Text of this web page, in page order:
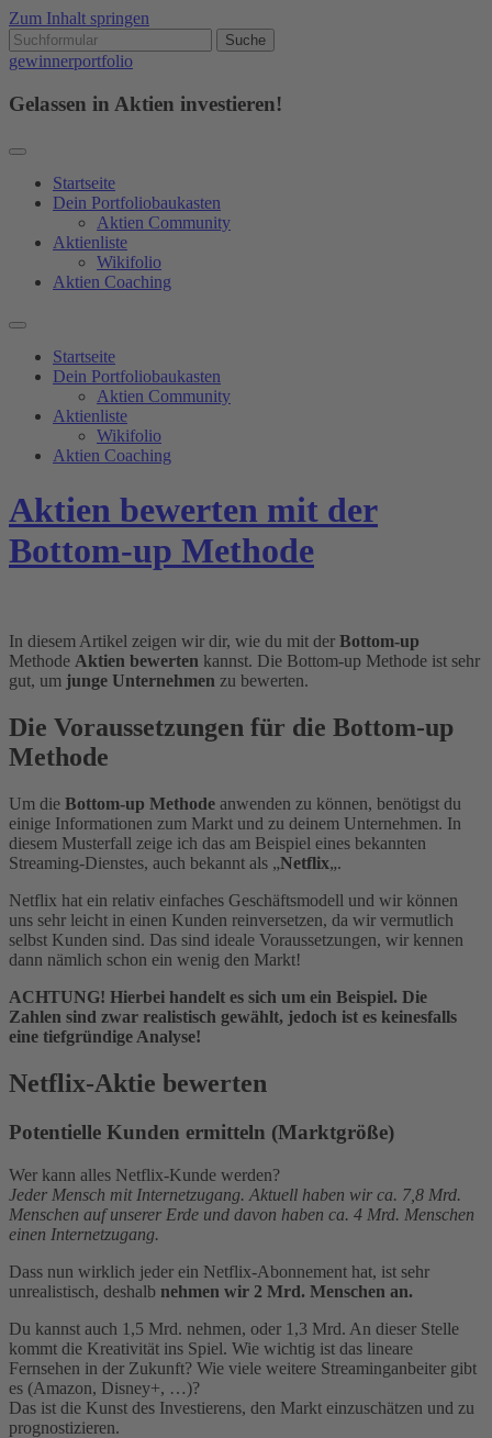
Zum Inhalt springen
gewinnerportfolio
Gelassen in Aktien investieren!
Startseite
Dein Portfoliobaukasten
Aktien Community
Aktienliste
Wikifolio
Aktien Coaching
Startseite
Dein Portfoliobaukasten
Aktien Community
Aktienliste
Wikifolio
Aktien Coaching
Aktien bewerten mit der
Bottom-up Methode
In diesem Artikel zeigen wir dir, wie du mit der Bottom-up
Methode Aktien bewerten kannst. Die Bottom-up Methode ist sehr
gut, um junge Unternehmen zu bewerten.
Die Voraussetzungen für die Bottom-up
Methode
Um die Bottom-up Methode anwenden zu können, benötigst du
einige Informationen zum Markt und zu deinem Unternehmen. In
diesem Musterfall zeige ich das am Beispiel eines bekannten
Streaming-Dienstes, auch bekannt als „Netflix„.
Netflix hat ein relativ einfaches Geschäftsmodell und wir können
uns sehr leicht in einen Kunden reinversetzen, da wir vermutlich
selbst Kunden sind. Das sind ideale Voraussetzungen, wir kennen
dann nämlich schon ein wenig den Markt!
ACHTUNG! Hierbei handelt es sich um ein Beispiel. Die
Zahlen sind zwar realistisch gewählt, jedoch ist es keinesfalls
eine tiefgründige Analyse!
Netflix-Aktie bewerten
Potentielle Kunden ermitteln (Marktgröße)
Wer kann alles Netflix-Kunde werden?
Jeder Mensch mit Internetzugang. Aktuell haben wir ca. 7,8 Mrd.
Menschen auf unserer Erde und davon haben ca. 4 Mrd. Menschen
einen Internetzugang.
Dass nun wirklich jeder ein Netflix-Abonnement hat, ist sehr
unrealistisch, deshalb nehmen wir 2 Mrd. Menschen an.
Du kannst auch 1,5 Mrd. nehmen, oder 1,3 Mrd. An dieser Stelle
kommt die Kreativität ins Spiel. Wie wichtig ist das lineare
Fernsehen in der Zukunft? Wie viele weitere Streaminganbeiter gibt
es (Amazon, Disney+, …)?
Das ist die Kunst des Investierens, den Markt einzuschätzen und zu
prognostizieren.